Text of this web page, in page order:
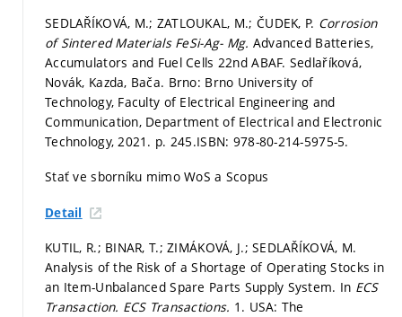
SEDLAŘÍKOVÁ, M.; ZATLOUKAL, M.; ČUDEK, P. Corrosion
of Sintered Materials FeSi-Ag- Mg. Advanced Batteries,
Accumulators and Fuel Cells 22nd ABAF. Sedlaříková,
Novák, Kazda, Bača. Brno: Brno University of
Technology, Faculty of Electrical Engineering and
Communication, Department of Electrical and Electronic
Technology, 2021. p. 245.ISBN: 978-80-214-5975-5.
Stať ve sborníku mimo WoS a Scopus
Detail
KUTIL, R.; BINAR, T.; ZIMÁKOVÁ, J.; SEDLAŘÍKOVÁ, M.
Analysis of the Risk of a Shortage of Operating Stocks in
an Item-Unbalanced Spare Parts Supply System. In ECS
Transaction. ECS Transactions. 1. USA: The